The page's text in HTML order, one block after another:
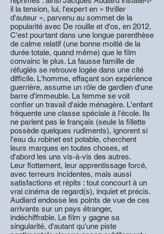
il la tension, lui, l'expert en « thriller
d'auteur », parvenu au sommet de la
popularité avec De rouille et d'os, en 2012.
C'est pourtant dans une longue parenthèse
de calme relatif (une bonne moitié de la
durée totale, quand même) que le film
convainc le plus. La fausse famille de
réfugiés se retrouve logée dans une cité
difficile. L'homme, effaçant son expérience
guerrière, assume un rôle de gardien d'une
barre d'immeuble. La femme se voit
confier un travail d'aide ménagère. L'enfant
fréquente une classe spéciale à l'école. Ils
ne parlent pas le français (seule la fillette
possède quelques rudiments), ignorent si
l'eau du robinet est potable, cherchent
leurs marques en toutes choses, et
d'abord les uns vis-à-vis des autres.
Leur flottement, leur apprentissage forcé,
avec terreurs incidentes, mais aussi
satisfactions et répits : tout concourt à un
vrai cinéma de regard(s), inquiet et précis.
Audiard endosse les points de vue de ces
arrivants sur un pays étranger,
indéchiffrable. Le film y gagne sa
singularité, d'autant qu'une piste